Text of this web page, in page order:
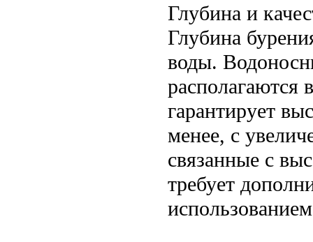
Глубина и
Глубина
воды.
располагаются
гарантирует
менее, с
связанные с
требует